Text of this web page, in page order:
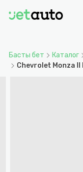
Басты бет Каталог
Chevrolet Monza